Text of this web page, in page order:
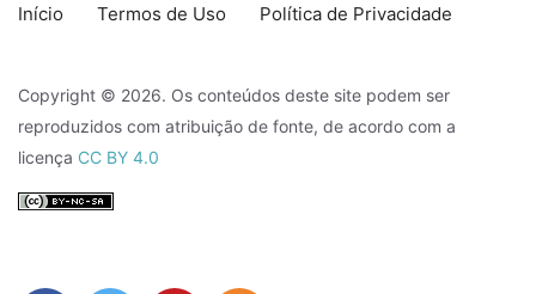
Início Termos de Uso Política de Privacidade
Copyright © 2026. Os conteúdos deste site podem ser
reproduzidos com atribuição de fonte, de acordo com a
licença CC BY 4.0